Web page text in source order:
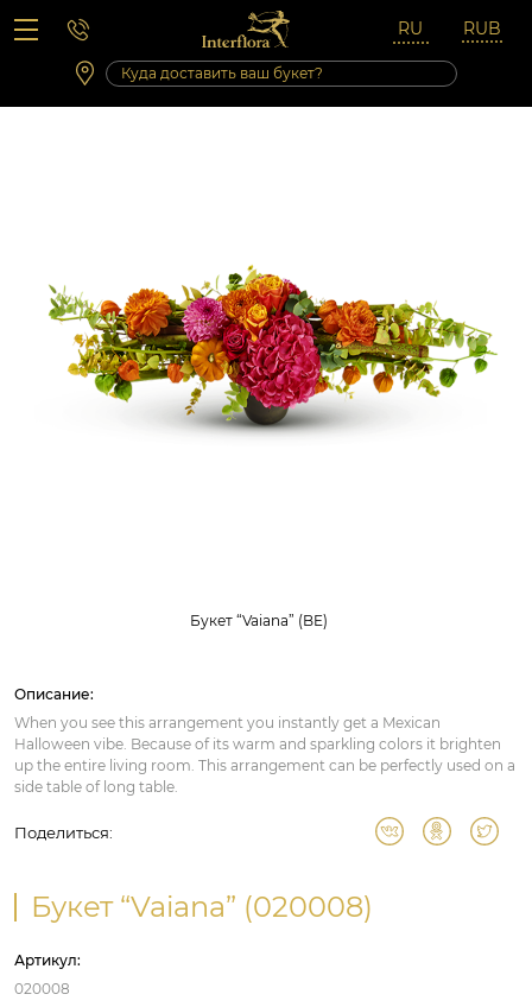
Вопросы-ответы
Сб 10:00 ‐ 14:00
Выходные и праздничные дни
Букет “Vaiana” (BE)
Описание:
When you see this arrangement you instantly get a Mexican
Halloween vibe. Because of its warm and sparkling colors it brighten
up the entire living room. This arrangement can be perfectly used on a
side table of long table.
Поделиться:
Букет “Vaiana” (020008)
Артикул:
020008